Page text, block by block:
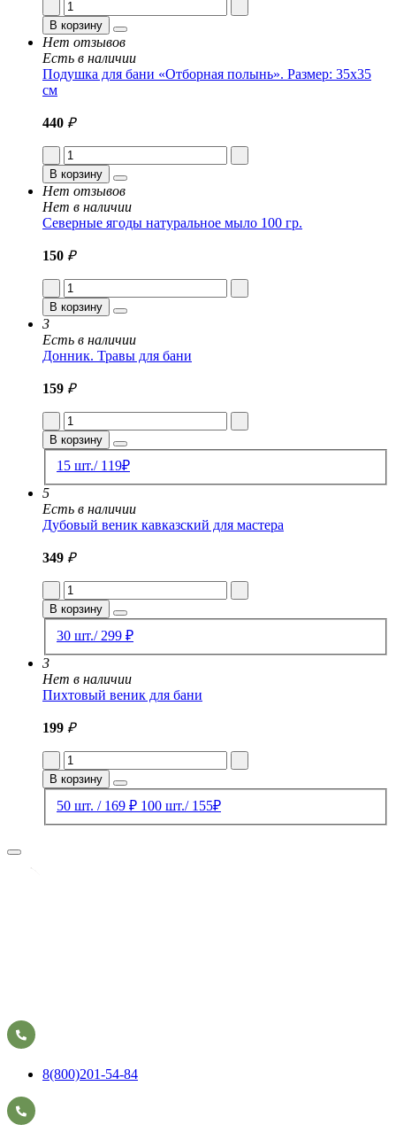
В корзину
Нет отзывов
Есть в наличии
Подушка для бани «Отборная полынь». Размер: 35x35
см
440 ₽
В корзину
Нет отзывов
Нет в наличии
Северные ягоды натуральное мыло 100 гр.
150 ₽
В корзину
3
Есть в наличии
Донник. Травы для бани
159 ₽
В корзину
15 шт./ 119₽
5
Есть в наличии
Дубовый веник кавказский для мастера
349 ₽
В корзину
30 шт./ 299 ₽
3
Нет в наличии
Пихтовый веник для бани
199 ₽
В корзину
50 шт. / 169 ₽ 100 шт./ 155₽
8(800)201-54-84